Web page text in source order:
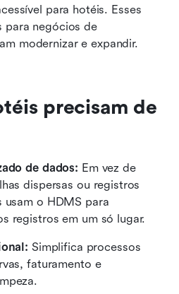
para hotéis. Esses
para negócios de
modernizar e expandir.
precisam de
de dados: Em vez de
dispersas ou registros
usam o HDMS para
registros em um só lugar.
Simplifica processos
faturamento e